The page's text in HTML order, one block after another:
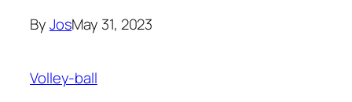
ByJosMay 31, 2023
Volley-ball